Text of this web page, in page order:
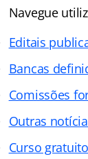
Navegue
Editais
Bancas
Comissões
Outras
Curso